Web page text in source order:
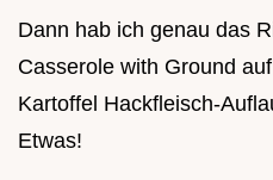
Dann hab ich genau das
Casserole with Ground
Kartoffel Hackfleisch-
Etwas!